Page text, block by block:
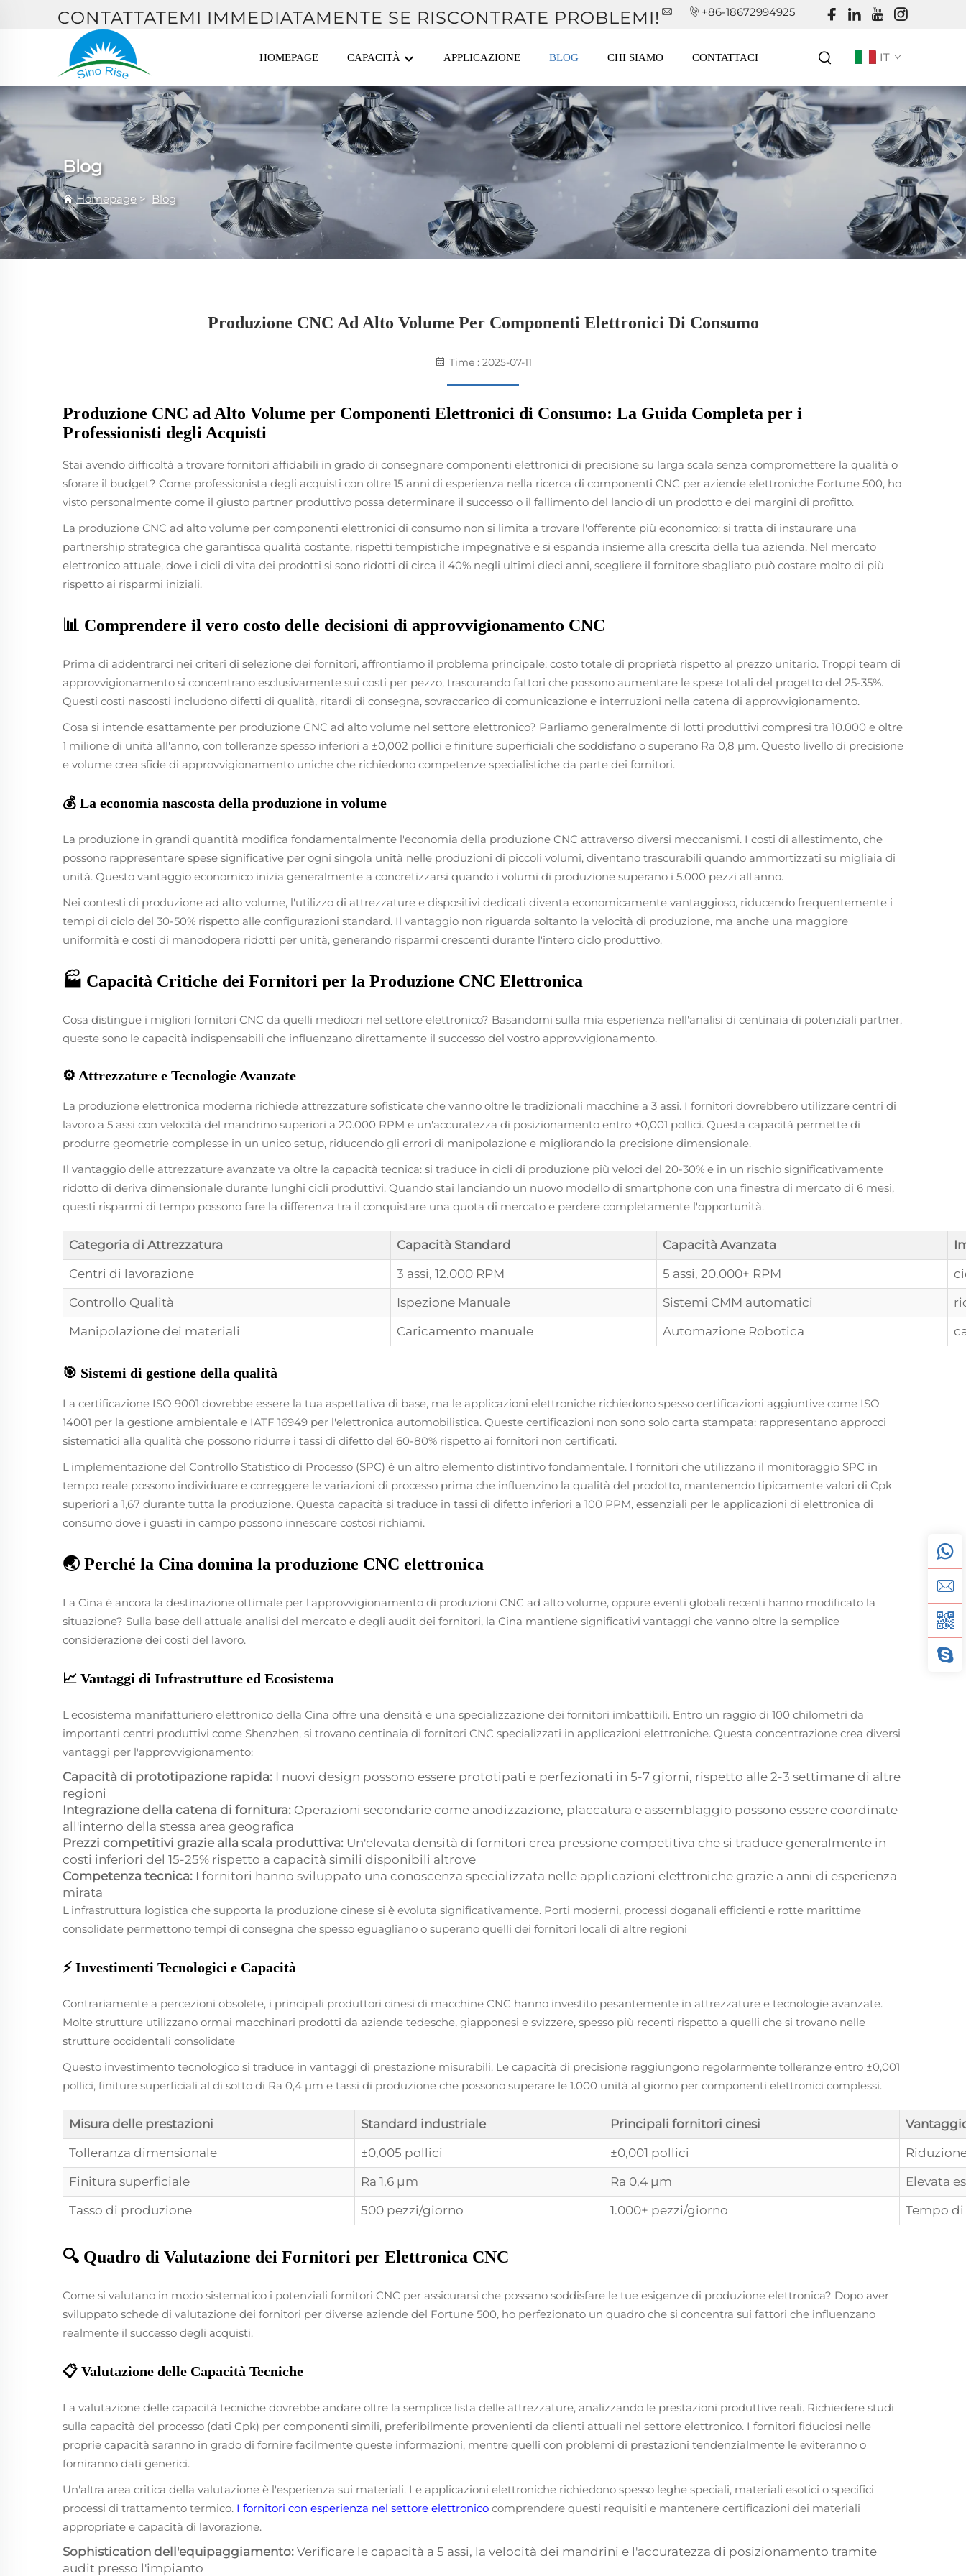
CONTATTATEMI IMMEDIATAMENTE SE RISCONTRATE PROBLEMI! +86-18672994925
HOMEPAGE CAPACITÀ APPLICAZIONE BLOG CHI SIAMO CONTATTACI IT
Blog
Homepage> Blog
Produzione CNC Ad Alto Volume Per Componenti Elettronici Di Consumo
Time : 2025-07-11
Produzione CNC ad Alto Volume per Componenti Elettronici di Consumo: La Guida Completa per i
Professionisti degli Acquisti
Stai avendo difficoltà a trovare fornitori affidabili in grado di consegnare componenti elettronici di precisione su larga scala senza compromettere la qualità o
sforare il budget? Come professionista degli acquisti con oltre 15 anni di esperienza nella ricerca di componenti CNC per aziende elettroniche Fortune 500, ho
visto personalmente come il giusto partner produttivo possa determinare il successo o il fallimento del lancio di un prodotto e dei margini di profitto.
La produzione CNC ad alto volume per componenti elettronici di consumo non si limita a trovare l'offerente più economico: si tratta di instaurare una
partnership strategica che garantisca qualità costante, rispetti tempistiche impegnative e si espanda insieme alla crescita della tua azienda. Nel mercato
elettronico attuale, dove i cicli di vita dei prodotti si sono ridotti di circa il 40% negli ultimi dieci anni, scegliere il fornitore sbagliato può costare molto di più
rispetto ai risparmi iniziali.
📊 Comprendere il vero costo delle decisioni di approvvigionamento CNC
Prima di addentrarci nei criteri di selezione dei fornitori, affrontiamo il problema principale: costo totale di proprietà rispetto al prezzo unitario. Troppi team di
approvvigionamento si concentrano esclusivamente sui costi per pezzo, trascurando fattori che possono aumentare le spese totali del progetto del 25-35%.
Questi costi nascosti includono difetti di qualità, ritardi di consegna, sovraccarico di comunicazione e interruzioni nella catena di approvvigionamento.
Cosa si intende esattamente per produzione CNC ad alto volume nel settore elettronico? Parliamo generalmente di lotti produttivi compresi tra 10.000 e oltre
1 milione di unità all'anno, con tolleranze spesso inferiori a ±0,002 pollici e finiture superficiali che soddisfano o superano Ra 0,8 μm. Questo livello di precisione
e volume crea sfide di approvvigionamento uniche che richiedono competenze specialistiche da parte dei fornitori.
💰 La economia nascosta della produzione in volume
La produzione in grandi quantità modifica fondamentalmente l'economia della produzione CNC attraverso diversi meccanismi. I costi di allestimento, che
possono rappresentare spese significative per ogni singola unità nelle produzioni di piccoli volumi, diventano trascurabili quando ammortizzati su migliaia di
unità. Questo vantaggio economico inizia generalmente a concretizzarsi quando i volumi di produzione superano i 5.000 pezzi all'anno.
Nei contesti di produzione ad alto volume, l'utilizzo di attrezzature e dispositivi dedicati diventa economicamente vantaggioso, riducendo frequentemente i
tempi di ciclo del 30-50% rispetto alle configurazioni standard. Il vantaggio non riguarda soltanto la velocità di produzione, ma anche una maggiore
uniformità e costi di manodopera ridotti per unità, generando risparmi crescenti durante l'intero ciclo produttivo.
🏭 Capacità Critiche dei Fornitori per la Produzione CNC Elettronica
Cosa distingue i migliori fornitori CNC da quelli mediocri nel settore elettronico? Basandomi sulla mia esperienza nell'analisi di centinaia di potenziali partner,
queste sono le capacità indispensabili che influenzano direttamente il successo del vostro approvvigionamento.
⚙️ Attrezzature e Tecnologie Avanzate
La produzione elettronica moderna richiede attrezzature sofisticate che vanno oltre le tradizionali macchine a 3 assi. I fornitori dovrebbero utilizzare centri di
lavoro a 5 assi con velocità del mandrino superiori a 20.000 RPM e un'accuratezza di posizionamento entro ±0,001 pollici. Questa capacità permette di
produrre geometrie complesse in un unico setup, riducendo gli errori di manipolazione e migliorando la precisione dimensionale.
Il vantaggio delle attrezzature avanzate va oltre la capacità tecnica: si traduce in cicli di produzione più veloci del 20-30% e in un rischio significativamente
ridotto di deriva dimensionale durante lunghi cicli produttivi. Quando stai lanciando un nuovo modello di smartphone con una finestra di mercato di 6 mesi,
questi risparmi di tempo possono fare la differenza tra il conquistare una quota di mercato e perdere completamente l'opportunità.
Categoria di Attrezzatura Capacità Standard Capacità Avanzata
Centri di lavorazione
3 assi, 12.000 RPM 5 assi, 20.000+ RPM
Controllo Qualità
Ispezione Manuale Sistemi CMM automatici
Manipolazione dei materiali
Caricamento manuale Automazione Robotica
🎯 Sistemi di gestione della qualità
La certificazione ISO 9001 dovrebbe essere la tua aspettativa di base, ma le applicazioni elettroniche richiedono spesso certificazioni aggiuntive come ISO
14001 per la gestione ambientale e IATF 16949 per l'elettronica automobilistica. Queste certificazioni non sono solo carta stampata: rappresentano approcci
sistematici alla qualità che possono ridurre i tassi di difetto del 60-80% rispetto ai fornitori non certificati.
L'implementazione del Controllo Statistico di Processo (SPC) è un altro elemento distintivo fondamentale. I fornitori che utilizzano il monitoraggio SPC in
tempo reale possono individuare e correggere le variazioni di processo prima che influenzino la qualità del prodotto, mantenendo tipicamente valori di Cpk
superiori a 1,67 durante tutta la produzione. Questa capacità si traduce in tassi di difetto inferiori a 100 PPM, essenziali per le applicazioni di elettronica di
consumo dove i guasti in campo possono innescare costosi richiami.
🌏 Perché la Cina domina la produzione CNC elettronica
La Cina è ancora la destinazione ottimale per l'approvvigionamento di produzioni CNC ad alto volume, oppure eventi globali recenti hanno modificato la
situazione? Sulla base dell'attuale analisi del mercato e degli audit dei fornitori, la Cina mantiene significativi vantaggi che vanno oltre la semplice
considerazione dei costi del lavoro.
📈 Vantaggi di Infrastrutture ed Ecosistema
L'ecosistema manifatturiero elettronico della Cina offre una densità e una specializzazione dei fornitori imbattibili. Entro un raggio di 100 chilometri da
importanti centri produttivi come Shenzhen, si trovano centinaia di fornitori CNC specializzati in applicazioni elettroniche. Questa concentrazione crea diversi
vantaggi per l'approvvigionamento:
Capacità di prototipazione rapida: I nuovi design possono essere prototipati e perfezionati in 5-7 giorni, rispetto alle 2-3 settimane di altre
regioni
Integrazione della catena di fornitura: Operazioni secondarie come anodizzazione, placcatura e assemblaggio possono essere coordinate
all'interno della stessa area geografica
Prezzi competitivi grazie alla scala produttiva: Un'elevata densità di fornitori crea pressione competitiva che si traduce generalmente in
costi inferiori del 15-25% rispetto a capacità simili disponibili altrove
Competenza tecnica: I fornitori hanno sviluppato una conoscenza specializzata nelle applicazioni elettroniche grazie a anni di esperienza
mirata
L'infrastruttura logistica che supporta la produzione cinese si è evoluta significativamente. Porti moderni, processi doganali efficienti e rotte marittime
consolidate permettono tempi di consegna che spesso eguagliano o superano quelli dei fornitori locali di altre regioni
⚡ Investimenti Tecnologici e Capacità
Contrariamente a percezioni obsolete, i principali produttori cinesi di macchine CNC hanno investito pesantemente in attrezzature e tecnologie avanzate.
Molte strutture utilizzano ormai macchinari prodotti da aziende tedesche, giapponesi e svizzere, spesso più recenti rispetto a quelli che si trovano nelle
strutture occidentali consolidate
Questo investimento tecnologico si traduce in vantaggi di prestazione misurabili. Le capacità di precisione raggiungono regolarmente tolleranze entro ±0,001
pollici, finiture superficiali al di sotto di Ra 0,4 μm e tassi di produzione che possono superare le 1.000 unità al giorno per componenti elettronici complessi.
Misura delle prestazioni Standard industriale Principali fornitori cinesi
Tolleranza dimensionale
±0,005 pollici ±0,001 pollici
Finitura superficiale
Ra 1,6 μm Ra 0,4 μm
Elevata
Tasso di produzione
500 pezzi/giorno 1.000+ pezzi/giorno Tempo
🔍 Quadro di Valutazione dei Fornitori per Elettronica CNC
Come si valutano in modo sistematico i potenziali fornitori CNC per assicurarsi che possano soddisfare le tue esigenze di produzione elettronica? Dopo aver
sviluppato schede di valutazione dei fornitori per diverse aziende del Fortune 500, ho perfezionato un quadro che si concentra sui fattori che influenzano
realmente il successo degli acquisti.
📋 Valutazione delle Capacità Tecniche
La valutazione delle capacità tecniche dovrebbe andare oltre la semplice lista delle attrezzature, analizzando le prestazioni produttive reali. Richiedere studi
sulla capacità del processo (dati Cpk) per componenti simili, preferibilmente provenienti da clienti attuali nel settore elettronico. I fornitori fiduciosi nelle
proprie capacità saranno in grado di fornire facilmente queste informazioni, mentre quelli con problemi di prestazioni tendenzialmente le eviteranno o
forniranno dati generici.
Un'altra area critica della valutazione è l'esperienza sui materiali. Le applicazioni elettroniche richiedono spesso leghe speciali, materiali esotici o specifici
processi di trattamento termico. I fornitori con esperienza nel settore elettronico comprendere questi requisiti e mantenere certificazioni dei materiali
appropriate e capacità di lavorazione.
Sophistication dell'equipaggiamento: Verificare le capacità a 5 assi, la velocità dei mandrini e l'accuratezza di posizionamento tramite
audit presso l'impianto